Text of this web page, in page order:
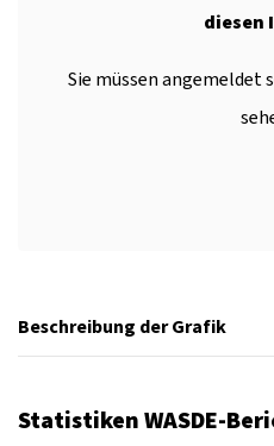
diesen
Sie müssen angemeldet
Beschreibung der Grafik
Statistiken WASDE-